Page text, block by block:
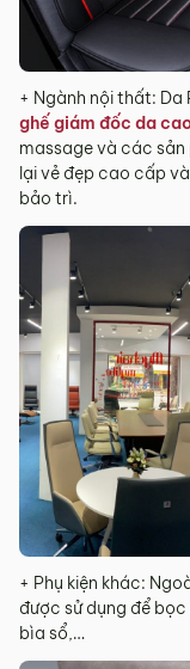
+ Ngành nội thất:
ghế giám đốc da
massage và các
lại vẻ đẹp cao cấp
bảo trì.
+ Phụ kiện khác:
được sử dụng để
bìa sổ,…